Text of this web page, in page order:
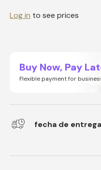
Log in to see prices
Buy Now, Pay
Flexible payment for
fecha de entrega